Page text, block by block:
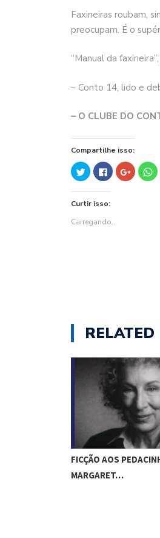
Faxineiras roubam,
preocupam. É o
“Manual da
– Conto 14, lido e
– O CLUBE DO
Compartilhe isso:
Clique
para
compartilhar
no
em
janela)
Clique
para
compartilhar
no
em
janela)
no
Google+
Curtir isso:
Carregando...
RELATED
FICÇÃO AOS
JOSÉ…